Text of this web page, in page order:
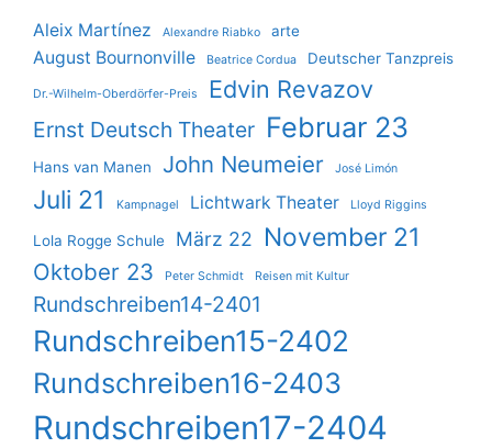
Aleix Martínez Alexandre Riabko arte
August Bournonville Beatrice Cordua Deutscher Tanzpreis
Dr.-Wilhelm-Oberdörfer-Preis Edvin Revazov
Ernst Deutsch Theater Februar 23
Hans van Manen John Neumeier José Limón
Juli 21 Kampnagel Lichtwark Theater Lloyd Riggins
Lola Rogge Schule März 22 November 21
Oktober 23 Peter Schmidt Reisen mit Kultur
Rundschreiben14-2401
Rundschreiben15-2402
Rundschreiben16-2403
Rundschreiben17-2404